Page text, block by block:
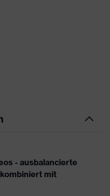
- ausbalancierte
mit